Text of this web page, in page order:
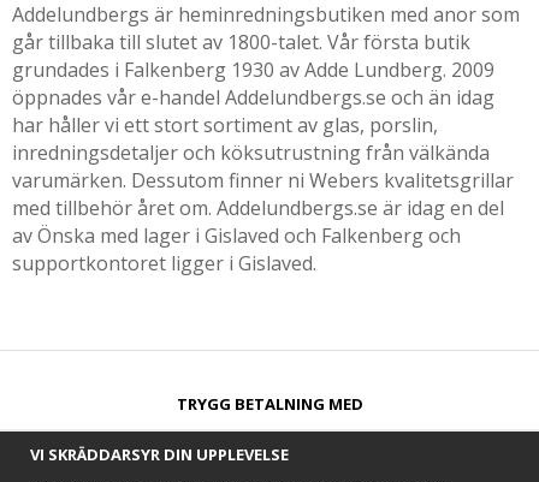
Addelundbergs är heminredningsbutiken med anor som
går tillbaka till slutet av 1800-talet. Vår första butik
grundades i Falkenberg 1930 av Adde Lundberg. 2009
öppnades vår e-handel Addelundbergs.se och än idag
har håller vi ett stort sortiment av glas, porslin,
inredningsdetaljer och köksutrustning från välkända
varumärken. Dessutom finner ni Webers kvalitetsgrillar
med tillbehör året om. Addelundbergs.se är idag en del
av Önska med lager i Gislaved och Falkenberg och
supportkontoret ligger i Gislaved.
TRYGG BETALNING MED​
VI SKRÄDDARSYR DIN UPPLEVELSE